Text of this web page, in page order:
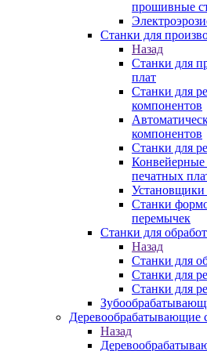
прошивные
Станки для
Назад
Станки для
плат
Станки для
компонентов
компонентов
Станки для
Конвейерные
печатных
Станки
перемычек
Станки для
Назад
Станки для
Станки для
Станки для
Деревообрабатывающие
Назад